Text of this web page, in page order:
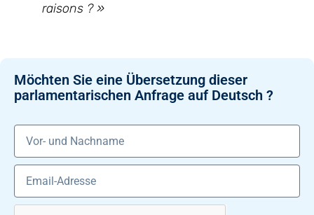
raisons ? »
Möchten Sie eine Übersetzung dieser
parlamentarischen Anfrage auf Deutsch ?